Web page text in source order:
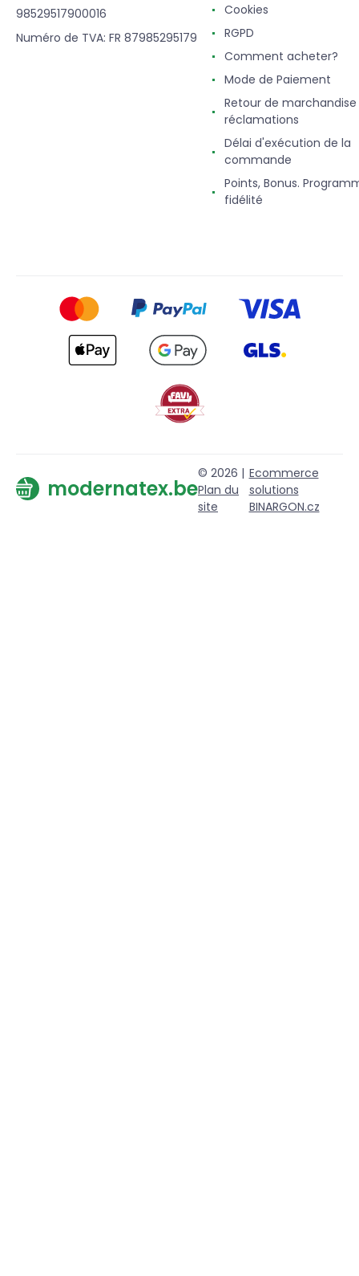
98529517900016
Numéro de TVA: FR 87985295179
Cookies
RGPD
Comment acheter?
Mode de Paiement
Retour de
réclamations
Délai d'exécution de la
commande
Points, Bonus.
fidélité
modernatex.be
© 2026 |
Plan du
site
Ecommerce
solutions
BINARGON.cz